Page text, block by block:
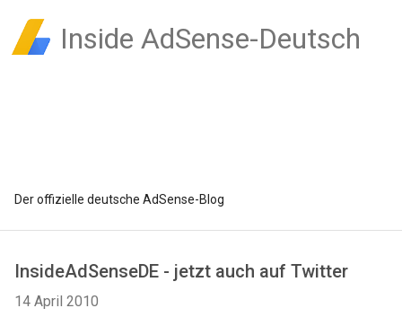
Inside AdSense-Deutsch
Der offizielle deutsche AdSense-Blog
InsideAdSenseDE - jetzt auch auf Twitter
14 April 2010